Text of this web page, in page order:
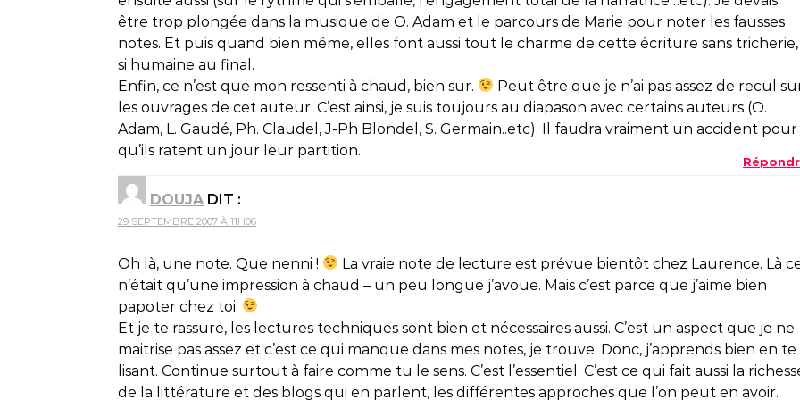
être trop plongée dans la musique de O. Adam et le parcours de Marie pour noter les fausses
notes. Et puis quand bien même, elles font aussi tout le charme de cette écriture sans tricherie,
si humaine au final.
Enfin, ce n’est que mon ressenti à chaud, bien sur.
Peut être que je n’ai pas assez de recul
les ouvrages de cet auteur. C’est ainsi, je suis toujours au diapason avec certains auteurs (O.
Adam, L. Gaudé, Ph. Claudel, J-Ph Blondel, S. Germain..etc). Il faudra vraiment un accident pour
qu’ils ratent un jour leur partition.
DOUJA DIT :
29 SEPTEMBRE 2007 À 11H06
Oh là, une note. Que nenni !
La vraie note de lecture est prévue bientôt chez Laurence. Là
n’était qu’une impression à chaud – un peu longue j’avoue. Mais c’est parce que j’aime bien
papoter chez toi.
Et je te rassure, les lectures techniques sont bien et nécessaires aussi. C’est un aspect que je ne
maitrise pas assez et c’est ce qui manque dans mes notes, je trouve. Donc, j’apprends bien en te
lisant. Continue surtout à faire comme tu le sens. C’est l’essentiel. C’est ce qui fait aussi la
de la littérature et des blogs qui en parlent, les différentes approches que l’on peut en avoir.